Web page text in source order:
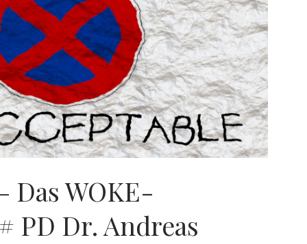
Das WOKE-
PD Dr. Andreas